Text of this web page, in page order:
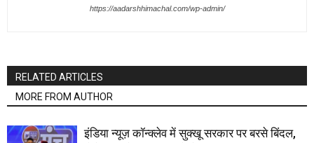
https://aadarshhimachal.com/wp-admin/
RELATED ARTICLES
MORE FROM AUTHOR
इंडिया न्यूज़ कॉन्क्लेव में सुक्खू सरकार पर बरसे बिंदल,